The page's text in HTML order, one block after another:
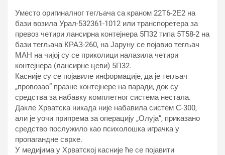
Уместо оригиналног тегљача са краном 22Т6-2Е2 на
бази возила Урал-532361-1012 или транспоретера за
превоз четири лансирна контејнера 5П32 типа 5Т58-2 на
бази тегљача КРАЗ-260, на Јаруну се појавио тегљач
МАН на чијој су се приколици налазила четири
контејнера (лансирне цеви) 5П32.
Касније су се појавиле информације, да је тегљач
„провозао“ празне контејнере на паради, док су
средства за набавку комплетног система нестала.
Дакле Хрватска никада није набавила систем С-300,
али је уочи припрема за операцију „Олуја“, приказано
средство послужило као психолошка играчка у
пропагандне сврхе.
У медијима у Хрватској касније ће се појавити